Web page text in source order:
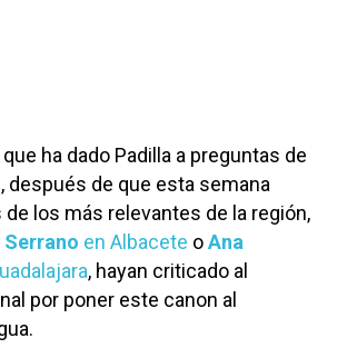
ha dado Padilla a preguntas de
después de que esta semana
los más relevantes de la región,
en Albacete oAna
, hayan criticado al
por poner este canon al